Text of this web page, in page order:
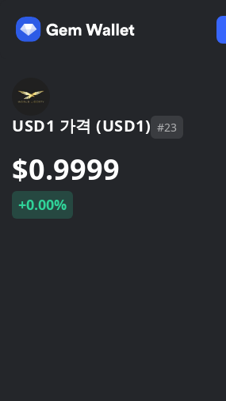
USD1 가격 (USD1) #23
$0.9999
+0.00%